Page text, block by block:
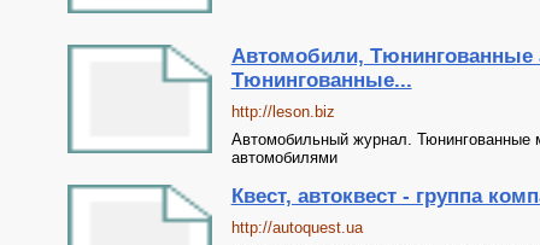
Автомобили,
Тюнингованные...
http://leson.biz
Автомобильный журнал.
автомобилями
Квест, автоквест - группа
http://autoquest.ua